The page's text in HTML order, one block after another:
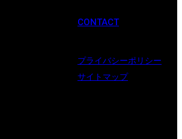
CONTACT
プライバシーポリシー
サイトマップ